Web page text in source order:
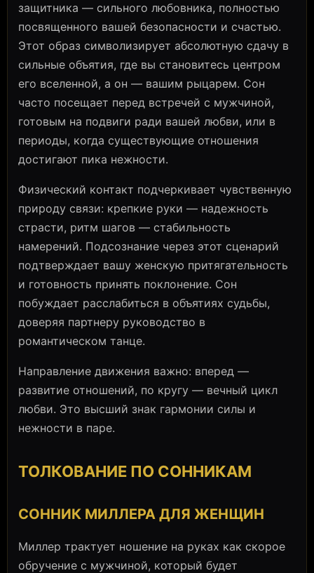
защитника — сильного любовника, полностью
посвященного вашей безопасности и счастью.
Этот образ символизирует абсолютную сдачу в
сильные объятия, где вы становитесь центром
его вселенной, а он — вашим рыцарем. Сон
часто посещает перед встречей с мужчиной,
готовым на подвиги ради вашей любви, или в
периоды, когда существующие отношения
достигают пика нежности.
Физический контакт подчеркивает чувственную
природу связи: крепкие руки — надежность
страсти, ритм шагов — стабильность
намерений. Подсознание через этот сценарий
подтверждает вашу женскую притягательность
и готовность принять поклонение. Сон
побуждает расслабиться в объятиях судьбы,
доверяя партнеру руководство в
романтическом танце.
Направление движения важно: вперед —
развитие отношений, по кругу — вечный цикл
любви. Это высший знак гармонии силы и
нежности в паре.
ТОЛКОВАНИЕ ПО СОННИКАМ
СОННИК МИЛЛЕРА ДЛЯ ЖЕНЩИН
Миллер трактует ношение на руках как скорое
обручение с мужчиной, который будет